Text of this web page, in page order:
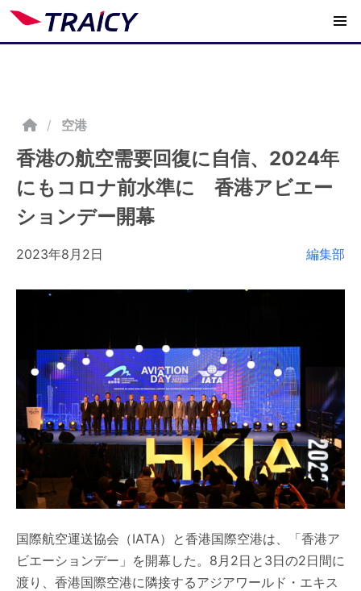
/ 空港
香港の航空需要回復に自信、2024年
にもコロナ前水準に 香港アビエー
ションデー開幕
2023年8月2日 編集部
国際航空運送協会（IATA）と香港国際空港は、「香港ア
ビエーションデー」を開幕した。8月2日と3日の2日間に
渡り、香港国際空港に隣接するアジアワールド・エキス